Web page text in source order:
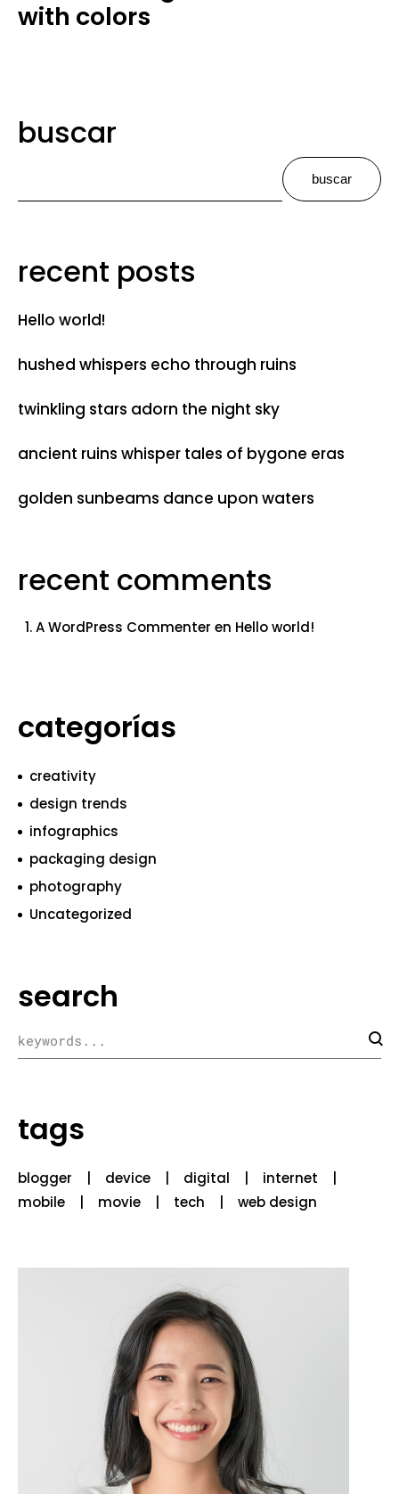
with colors
buscar
buscar
recent posts
Hello world!
hushed whispers echo through ruins
twinkling stars adorn the night sky
ancient ruins whisper tales of bygone eras
golden sunbeams dance upon waters
recent comments
A WordPress Commenter en Hello world!
categorías
creativity
design trends
infographics
packaging design
photography
Uncategorized
search
tags
blogger device digital
internet
mobile
movie tech web design